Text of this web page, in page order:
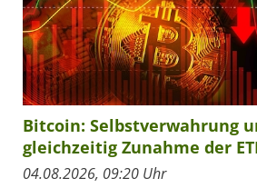
Bitcoin: Selbstverwahrung
gleichzeitig Zunahme der
04.08.2026, 09:20 Uhr